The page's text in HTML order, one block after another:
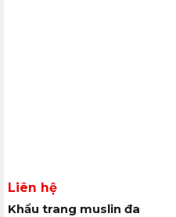
Liên hệ
Khẩu trang muslin đa